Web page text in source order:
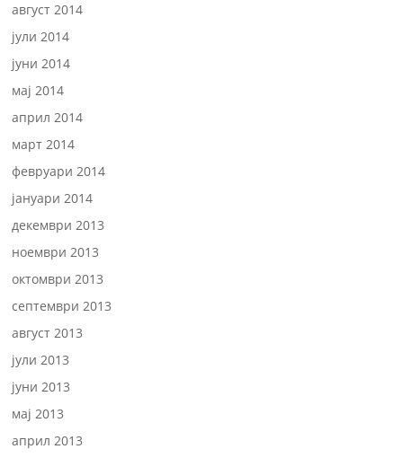
август 2014
јули 2014
јуни 2014
мај 2014
април 2014
март 2014
февруари 2014
јануари 2014
декември 2013
ноември 2013
октомври 2013
септември 2013
август 2013
јули 2013
јуни 2013
мај 2013
април 2013